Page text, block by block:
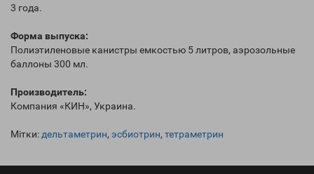
3 года.
Форма выпуска:
Полиэтиленовые канистры емкостью 5 литров, аэрозольные
баллоны 300 мл.
Производитель:
Компания «КИН», Украина.
Мітки: дельтаметрин, эсбиотрин, тетраметрин